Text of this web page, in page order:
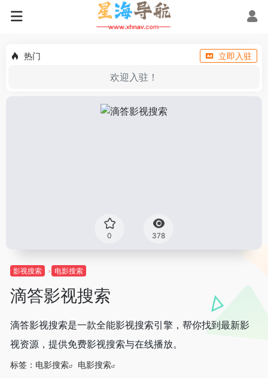
热门 立即入驻
欢迎入驻！
0 378
影视搜索 电影搜索
滴答影视搜索
滴答影视搜索是一款全能影视搜索引擎，帮你找到最新影
视资源，提供免费影视搜索与在线播放。
标签： 电影搜索
电影搜索